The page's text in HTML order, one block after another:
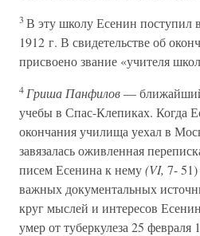
3 В эту школу Есенин поступил
1912 г. В свидетельстве об
присвоено звание «учителя
4 Гриша Панфилов—
учебы в Спас-Клепиках. Когда
окончания училища уехал в
завязалась оживленная
писем Есенина к нему(VI, 7-
важных документальных
круг мыслей и интересов
умер от туберкулеза 25 февраля